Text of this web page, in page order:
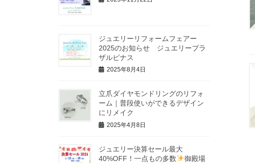
ジュエリーリフォームフェアー
2025のお知らせ ジュエリープラ
ザルピナス
2025年8月4日
立爪ダイヤモンドリングのリフォ
ーム｜普段使いができるデザイン
にリメイク
2025年4月8日
ジュエリー決算セール最大
40%OFF！一点もの多数
御殿場